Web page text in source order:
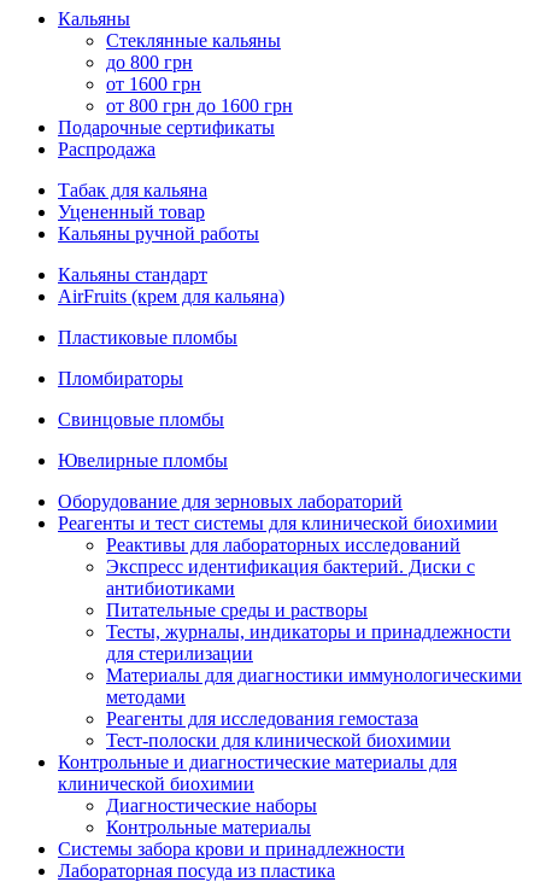
Кальяны
Стеклянные кальяны
до 800 грн
от 1600 грн
от 800 грн до 1600 грн
Подарочные сертификаты
Распродажа
Табак для кальяна
Уцененный товар
Кальяны ручной работы
Кальяны стандарт
AirFruits (крем для кальяна)
Пластиковые пломбы
Пломбираторы
Свинцовые пломбы
Ювелирные пломбы
Оборудование для зерновых лабораторий
Реагенты и тест системы для клинической биохимии
Реактивы для лабораторных исследований
Экспресс идентификация бактерий. Диски с
антибиотиками
Питательные среды и растворы
Тесты, журналы, индикаторы и принадлежности
для стерилизации
Материалы для диагностики иммунологическими
методами
Реагенты для исследования гемостаза
Тест-полоски для клинической биохимии
Контрольные и диагностические материалы для
клинической биохимии
Диагностические наборы
Контрольные материалы
Системы забора крови и принадлежности
Лабораторная посуда из пластика